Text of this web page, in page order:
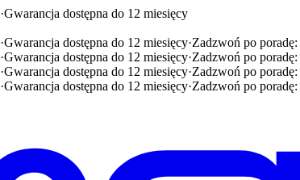
·Gwarancja dostępna do 12 miesięcy
·Gwarancja dostępna do 12 miesięcy·Zadzwoń po poradę:
·Gwarancja dostępna do 12 miesięcy·Zadzwoń po poradę:
·Gwarancja dostępna do 12 miesięcy·Zadzwoń po poradę:
·Gwarancja dostępna do 12 miesięcy·Zadzwoń po poradę: